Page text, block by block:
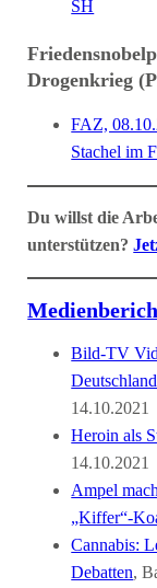
SH
Drogenkrieg
FAZ,
Stachel im
Du willst die
unterstützen?
Bild-TV
14.10.2021
Heroin als
14.10.2021
Ampel
„Kiffer“-
Cannabis:
Debatten,